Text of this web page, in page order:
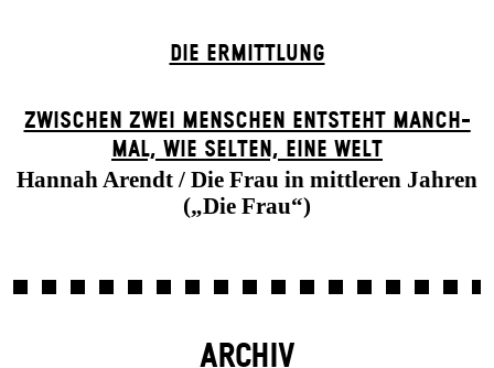
DIE ERMITTLUNG
ZWISCHEN ZWEI MENSCHEN ENT­STEHT MANCH­
MAL, WIE SELTEN, EINE WELT
Hannah Arendt / Die Frau in mittleren Jahren
(„Die Frau“)
ARCHIV